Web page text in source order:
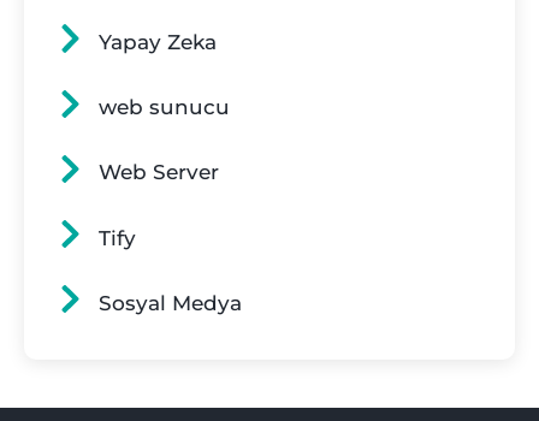
Yapay Zeka
web sunucu
Web Server
Tify
Sosyal Medya